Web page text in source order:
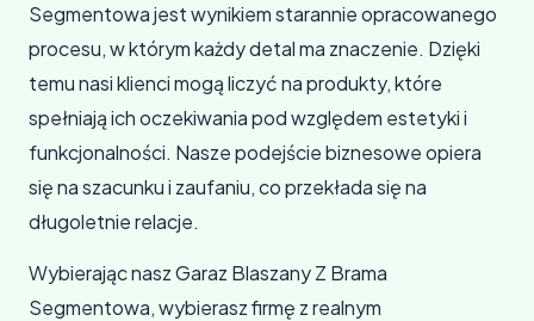
Segmentowa jest wynikiem starannie opracowanego
procesu, w którym każdy detal ma znaczenie. Dzięki
temu nasi klienci mogą liczyć na produkty, które
spełniają ich oczekiwania pod względem estetyki i
funkcjonalności. Nasze podejście biznesowe opiera
się na szacunku i zaufaniu, co przekłada się na
długoletnie relacje.
Wybierając nasz Garaz Blaszany Z Brama
Segmentowa, wybierasz firmę z realnym